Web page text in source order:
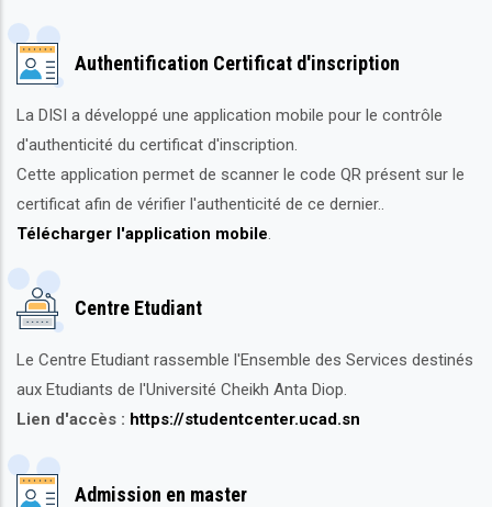
Authentification Certificat d'inscription
La DISI a développé une application mobile pour le contrôle
d'authenticité du certificat d'inscription.
Cette application permet de scanner le code QR présent sur le
certificat afin de vérifier l'authenticité de ce dernier..
Télécharger l'application mobile
Centre Etudiant
Le Centre Etudiant rassemble l'Ensemble des Services destinés
aux Etudiants de l'Université Cheikh Anta Diop.
Lien d'accès : https://studentcenter.ucad.sn
Admission en master